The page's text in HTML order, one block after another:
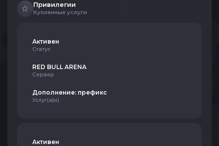
Привилегии
Купленные услуги
Активен
Статус
RED BULL ARENA
Сервер
Дополнение: префикс
Услуг(а|и)
Активен